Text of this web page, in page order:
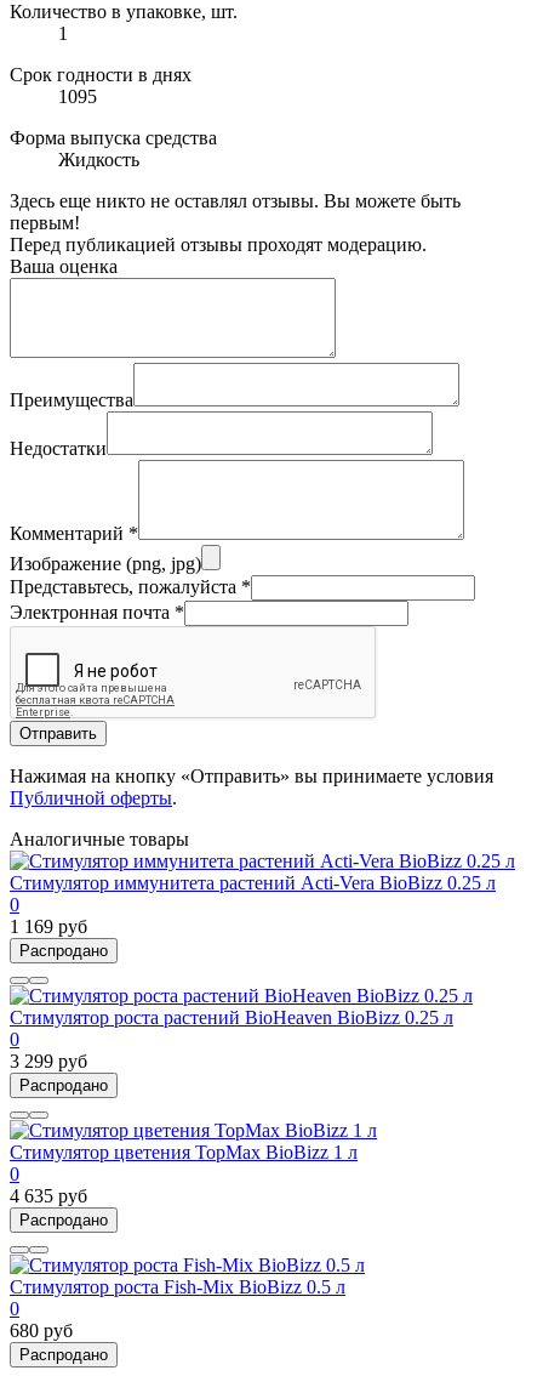
Количество в упаковке, шт.
1
Срок годности в днях
1095
Форма выпуска средства
Жидкость
Здесь еще никто не оставлял отзывы. Вы можете быть
первым!
Перед публикацией отзывы проходят модерацию.
Ваша оценка
Преимущества
Недостатки
Комментарий *
Изображение (png, jpg)
Представьтесь, пожалуйста *
Электронная почта *
Отправить
Нажимая на кнопку «Отправить» вы принимаете условия
Публичной оферты.
Аналогичные товары
Стимулятор иммунитета растений Acti-Vera BioBizz 0.25 л
0
1 169 руб
Распродано
Стимулятор роста растений BioHeaven BioBizz 0.25 л
0
3 299 руб
Распродано
Стимулятор цветения TopMax BioBizz 1 л
0
4 635 руб
Распродано
Стимулятор роста Fish-Mix BioBizz 0.5 л
0
680 руб
Распродано